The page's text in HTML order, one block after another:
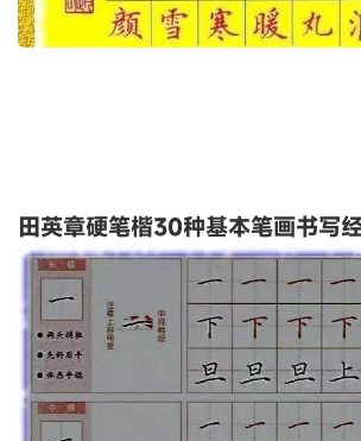
田英章硬笔楷30种基本笔画书写经